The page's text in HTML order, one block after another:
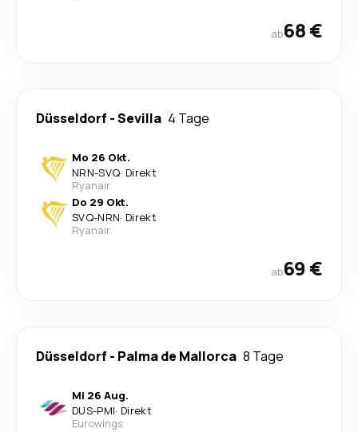
ab68 €
Düsseldorf -Sevilla 4 Tage
Mo 26 Okt.
NRN-SVQ· Direkt
Ryanair
Do 29 Okt.
SVQ-NRN· Direkt
Ryanair
ab69 €
Düsseldorf - Palma de Mallorca 8 Tage
Mi 26 Aug.
DUS-PMI· Direkt
Eurowings